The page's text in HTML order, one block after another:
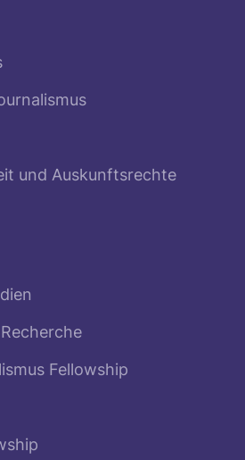
und Auskunftsrechte
Fellowship